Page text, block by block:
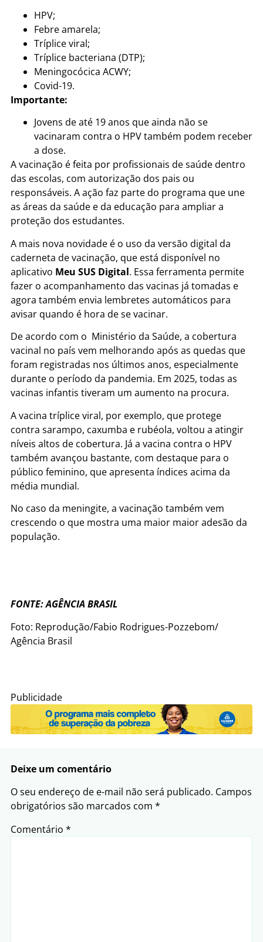
HPV;
Febre amarela;
Tríplice viral;
Tríplice bacteriana (DTP);
Meningocócica ACWY;
Covid-19.
Importante:
Jovens de até 19 anos que ainda não se
vacinaram contra o HPV também podem receber
a dose.
A vacinação é feita por profissionais de saúde dentro
das escolas, com autorização dos pais ou
responsáveis. A ação faz parte do programa que une
as áreas da saúde e da educação para ampliar a
proteção dos estudantes.
A mais nova novidade é o uso da versão digital da
caderneta de vacinação, que está disponível no
aplicativo Meu SUS Digital. Essa ferramenta permite
fazer o acompanhamento das vacinas já tomadas e
agora também envia lembretes automáticos para
avisar quando é hora de se vacinar.
De acordo com o Ministério da Saúde, a cobertura
vacinal no país vem melhorando após as quedas que
foram registradas nos últimos anos, especialmente
durante o período da pandemia. Em 2025, todas as
vacinas infantis tiveram um aumento na procura.
A vacina tríplice viral, por exemplo, que protege
contra sarampo, caxumba e rubéola, voltou a atingir
níveis altos de cobertura. Já a vacina contra o HPV
também avançou bastante, com destaque para o
público feminino, que apresenta índices acima da
média mundial.
No caso da meningite, a vacinação também vem
crescendo o que mostra uma maior maior adesão da
população.
FONTE: AGÊNCIA BRASIL
Foto: Reprodução/Fabio Rodrigues-Pozzebom/
Agência Brasil
Publicidade
Deixe um comentário
O seu endereço de e-mail não será publicado. Campos
obrigatórios são marcados com *
Comentário *